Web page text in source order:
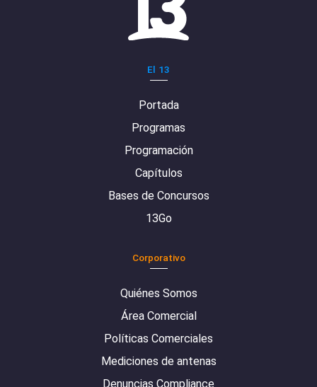
El 13
Portada
Programas
Programación
Capítulos
Bases de Concursos
13Go
Corporativo
Quiénes Somos
Área Comercial
Políticas Comerciales
Mediciones de antenas
Denuncias Compliance